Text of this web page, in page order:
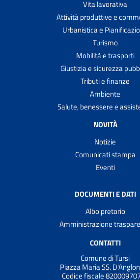
Vita lavorativa
Attività produttive e
Urbanistica e
Turismo
Mobilità e trasporti
Giustizia e sicurezza
Tributi e finanze
Ambiente
Salute, benessere e
NOVITÀ
Notizie
Comunicati stampa
Eventi
DOCUMENTI E DATI
Albo pretorio
Amministrazione
CONTATTI
Comune di Tursi
Piazza Maria SS.
Codice fiscale